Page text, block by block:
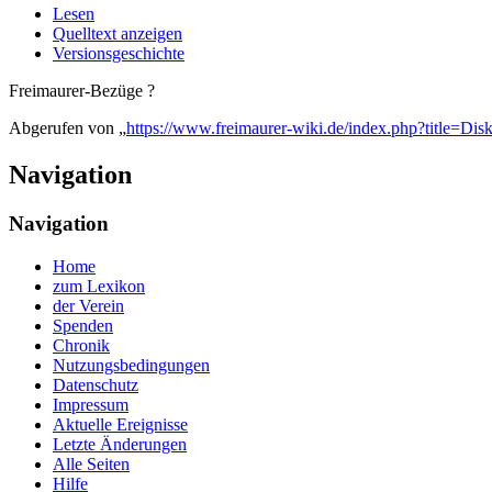
Lesen
Quelltext anzeigen
Versionsgeschichte
Freimaurer-Bezüge ?
Abgerufen von „https://www.freimaurer-wiki.de/
Navigation
Navigation
Home
zum Lexikon
der Verein
Spenden
Chronik
Nutzungsbedingungen
Datenschutz
Impressum
Aktuelle Ereignisse
Letzte Änderungen
Alle Seiten
Hilfe